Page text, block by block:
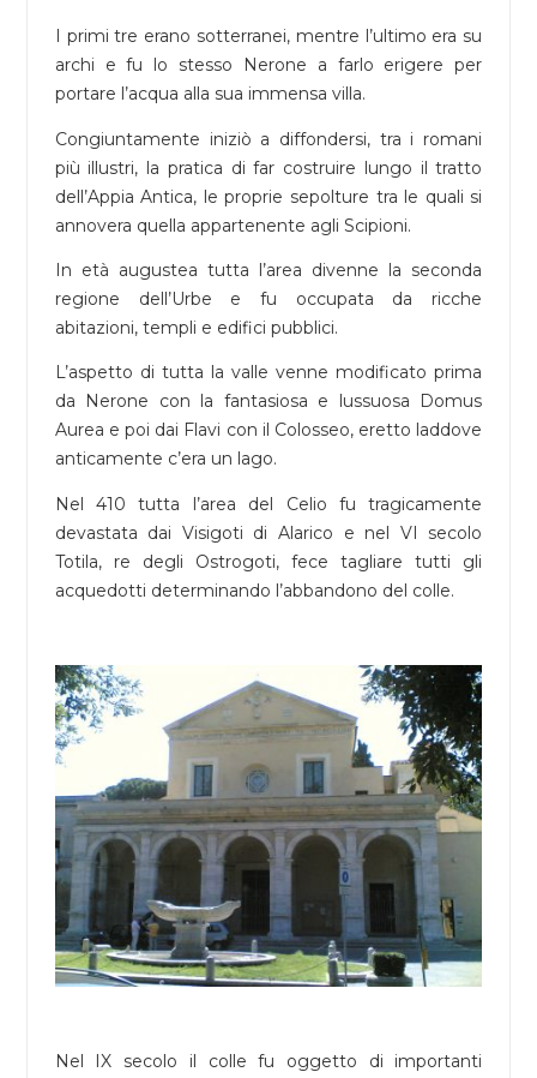
I primi tre erano sotterranei, mentre l’ultimo era su
archi e fu lo stesso Nerone a farlo erigere per
portare l’acqua alla sua immensa villa.
Congiuntamente iniziò a diffondersi, tra i romani
più illustri, la pratica di far costruire lungo il tratto
dell’Appia Antica, le proprie sepolture tra le quali si
annovera quella appartenente agli Scipioni.
In età augustea tutta l’area divenne la seconda
regione dell’Urbe e fu occupata da ricche
abitazioni, templi e edifici pubblici.
L’aspetto di tutta la valle venne modificato prima
da Nerone con la fantasiosa e lussuosa Domus
Aurea e poi dai Flavi con il Colosseo, eretto laddove
anticamente c’era un lago.
Nel 410 tutta l’area del Celio fu tragicamente
devastata dai Visigoti di Alarico e nel VI secolo
Totila, re degli Ostrogoti, fece tagliare tutti gli
acquedotti determinando l’abbandono del colle.
Nel IX secolo il colle fu oggetto di importanti